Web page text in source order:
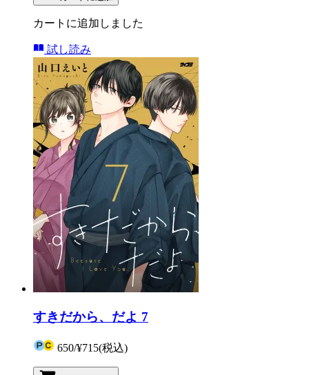
カートに追加しました
試し読み
すきだから、だよ 7
650/¥715(税込)